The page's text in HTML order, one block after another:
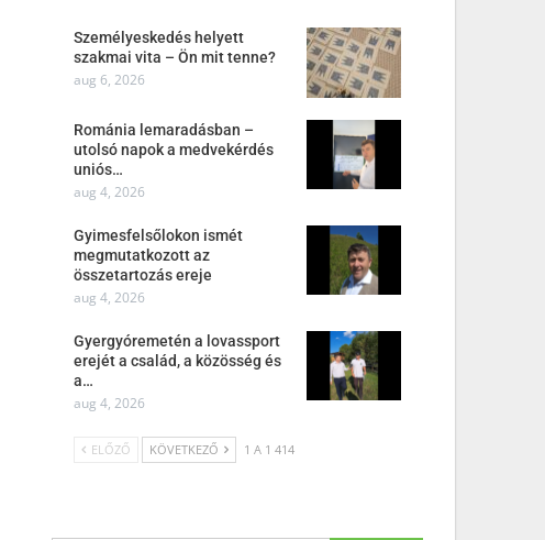
Személyeskedés helyett
szakmai vita – Ön mit tenne?
aug 6, 2026
Románia lemaradásban –
utolsó napok a medvekérdés
uniós…
aug 4, 2026
Gyimesfelsőlokon ismét
megmutatkozott az
összetartozás ereje
aug 4, 2026
Gyergyóremetén a lovassport
erejét a család, a közösség és
a…
aug 4, 2026
ELŐZŐ KÖVETKEZŐ 1 A 1 414